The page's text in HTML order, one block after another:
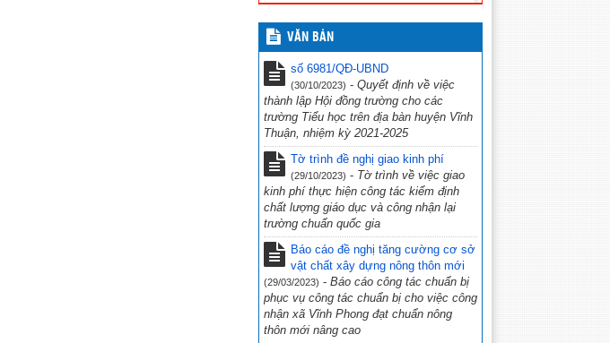
viên công lập. (16/11/2023)
CV số 388/SCT-QLCN Kiên Giang,
ngày 20 tháng 3 năm 2023 v/v phối hợp
tổ chức các hoạt động tuyên truyền,
hưởng ứng Chiến dịch Giờ Trái đất
năm 2023 (23/03/2023)
Hội thi tìm hiểu “Cuộc đời và sự
nghiệp cách mạng cố Thủ tướng Chính
phủ Võ Văn Kiệt” (31/10/2022)
CV 1736/UBND-NC CỦA UBND
TỈNH KIÊN GIANG NGÀY 23/9/2022
VỀ VIỆC THỰC HIỆN CÔNG TÁC
PHÒNG, CHỐNG TỘI PHẠM SỬ
DỤNG CÔNG NGHỆ CAO. (29/09/2022)
CV số 2870/SGDĐT-VP, Kiên Giang
ngày 26/9/2022 của Sở Giáo dục & Đào
tạo Kiên Giang về việc chủ động ứng
phó với bão số 4 năm 2022
VĂN BẢN
số 6981/QĐ-UBND
(30/10/2023) - Quyết định về việc
thành lập Hội đồng trường cho các
trường Tiểu học trên địa bàn huyện Vĩnh
Thuận, nhiệm kỳ 2021-2025
Tờ trình đề nghị giao kinh phí
(29/10/2023) - Tờ trình về việc giao
kinh phí thực hiện công tác kiểm định
chất lượng giáo dục và công nhận lại
trường chuẩn quốc gia
Báo cáo đề nghị tăng cường cơ sở
vật chất xây dựng nông thôn mới
(29/03/2023) - Báo cáo công tác chuẩn bị
phục vụ công tác chuẩn bị cho việc công
nhận xã Vĩnh Phong đạt chuẩn nông
thôn mới nâng cao